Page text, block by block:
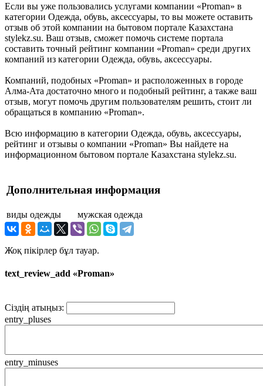
Если вы уже пользовались услугами компании «Proman» в
категории Одежда, обувь, аксессуары, то вы можете оставить
отзыв об этой компании на бытовом портале Казахстана
stylekz.su. Ваш отзыв, сможет помочь системе портала
составить точный рейтинг компании «Proman» среди других
компаний из категории Одежда, обувь, аксессуары.
Компаний, подобных «Proman» и расположенных в городе
Алма-Ата достаточно много и подобный рейтинг, а также ваш
отзыв, могут помочь другим пользователям решить, стоит ли
обращаться в компанию «Proman».
Всю информацию в категории Одежда, обувь, аксессуары,
рейтинг и отзывы о компании «Proman» Вы найдете на
информационном бытовом портале Казахстана stylekz.su.
Дополнительная информация
виды одежды мужская одежда
Жоқ пікірлер бұл тауар.
text_review_add «Proman»
Сіздің атыңыз:
entry_pluses
entry_minuses